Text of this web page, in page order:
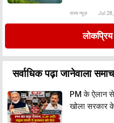
राज्य न्यूज़ Jul 28,
सर्वाधिक पढ़ा जानेवाला
PM के ऐलान से
खोला सरकार